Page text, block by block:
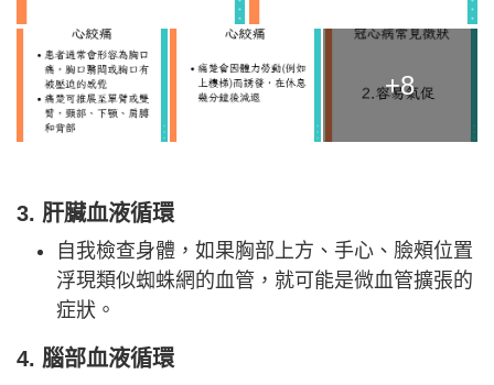
+8
3. 肝臟血液循環
自我檢查身體，如果胸部上方、手心、臉頰位置
浮現類似蜘蛛網的血管，就可能是微血管擴張的
症狀。
4. 腦部血液循環